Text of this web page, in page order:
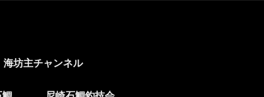
海坊主チャンネル